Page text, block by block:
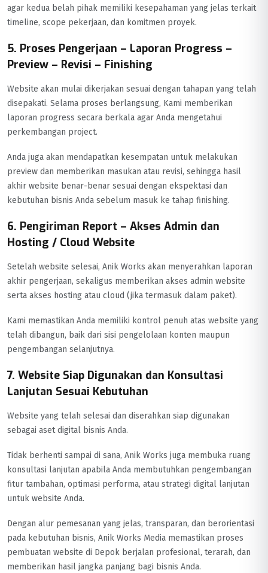
agar kedua belah pihak memiliki kesepahaman yang jelas terkait
timeline, scope pekerjaan, dan komitmen proyek.
5. Proses Pengerjaan – Laporan Progress –
Preview – Revisi – Finishing
Website akan mulai dikerjakan sesuai dengan tahapan yang telah
disepakati. Selama proses berlangsung, Kami memberikan
laporan progress secara berkala agar Anda mengetahui
perkembangan project.
Anda juga akan mendapatkan kesempatan untuk melakukan
preview dan memberikan masukan atau revisi, sehingga hasil
akhir website benar-benar sesuai dengan ekspektasi dan
kebutuhan bisnis Anda sebelum masuk ke tahap finishing.
6. Pengiriman Report – Akses Admin dan
Hosting / Cloud Website
Setelah website selesai, Anik Works akan menyerahkan laporan
akhir pengerjaan, sekaligus memberikan akses admin website
serta akses hosting atau cloud (jika termasuk dalam paket).
Kami memastikan Anda memiliki kontrol penuh atas website yang
telah dibangun, baik dari sisi pengelolaan konten maupun
pengembangan selanjutnya.
7. Website Siap Digunakan dan Konsultasi
Lanjutan Sesuai Kebutuhan
Website yang telah selesai dan diserahkan siap digunakan
sebagai aset digital bisnis Anda.
Tidak berhenti sampai di sana, Anik Works juga membuka ruang
konsultasi lanjutan apabila Anda membutuhkan pengembangan
fitur tambahan, optimasi performa, atau strategi digital lanjutan
untuk website Anda.
Dengan alur pemesanan yang jelas, transparan, dan berorientasi
pada kebutuhan bisnis, Anik Works Media memastikan proses
pembuatan website di Depok berjalan profesional, terarah, dan
memberikan hasil jangka panjang bagi bisnis Anda.